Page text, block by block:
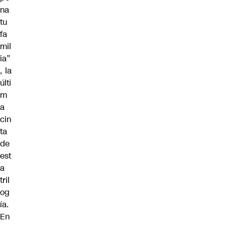
na
tu
fa
mil
ia”
, la
últi
m
a
cin
ta
de
est
a
tril
og
ía.
En